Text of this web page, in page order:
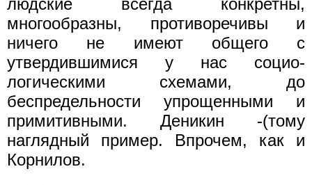
многообразны, противо­речивы и
ничего не имеют общего с
утвердившимися у нас социо­
логическими схемами, до
беспредельности упрощенными и
прими­тивными. Деникин -(тому
наглядный пример. Впрочем, как и
Кор­нилов.